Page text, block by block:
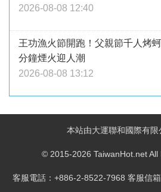
2026-08-08 12:40
王功漁火節開跑！父親節千人烤
分鐘煙火迎人潮
2026-08-08 13:12
本站由大運聯和國際有限
© 2015-2026 TaiwanHot.net All
客服電話：+886-2-8522-7968 客服信